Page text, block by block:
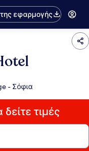
εφαρμογής
- Σόφια
τιμές